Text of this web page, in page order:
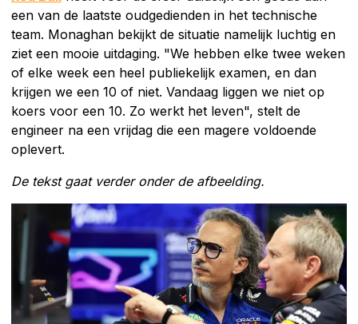
een van de laatste oudgedienden in het technische
team. Monaghan bekijkt de situatie namelijk luchtig en
ziet een mooie uitdaging. "We hebben elke twee weken
of elke week een heel publiekelijk examen, en dan
krijgen we een 10 of niet. Vandaag liggen we niet op
koers voor een 10. Zo werkt het leven", stelt de
engineer na een vrijdag die een magere voldoende
oplevert.
De tekst gaat verder onder de afbeelding.